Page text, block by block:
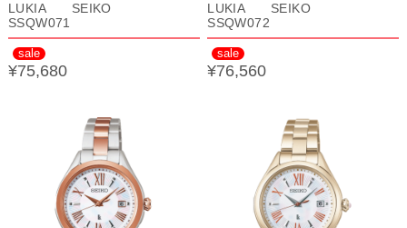
LUKIA SEIKO
SSQW071
sale
¥75,680
LUKIA SEIKO
SSQW072
sale
¥76,560